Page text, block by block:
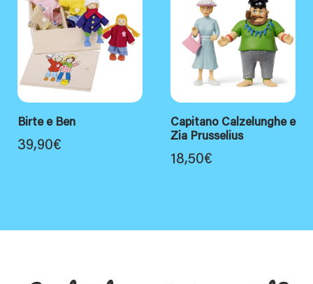
Birte e Ben
39,90€
Capitano Calzelunghe e
Zia Prusselius
18,50€